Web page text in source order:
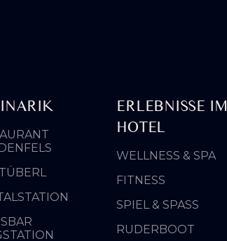
ERLEBNISSE IM
HOTEL
WELLNESS & SPA
FITNESS
SPIEL & SPASS
RUDERBOOT